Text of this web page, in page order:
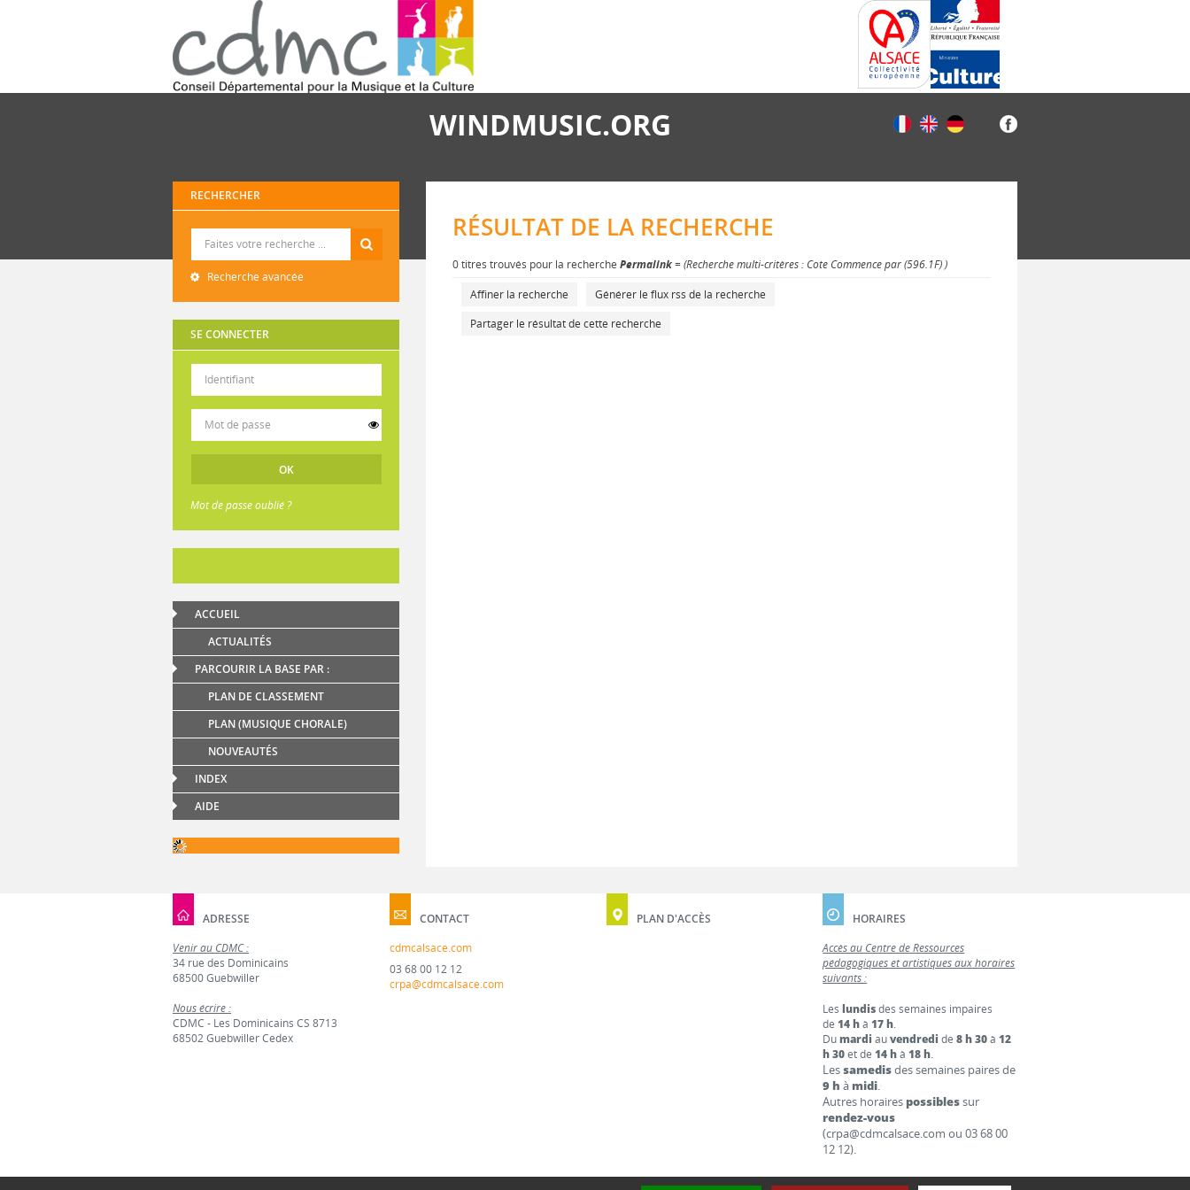
WINDMUSIC.ORG
RECHERCHER
Recherche avancée
SE CONNECTER
Mot de passe oublié ?
ACCUEIL
ACTUALITÉS
PARCOURIR LA BASE PAR :
PLAN DE CLASSEMENT
PLAN (MUSIQUE CHORALE)
NOUVEAUTÉS
INDEX
AIDE
RÉSULTAT DE LA RECHERCHE
0 titres trouvés pour la recherche Permalink= (Recherche multi-critères : Cote Commence par (596.1F) )
Affiner la recherche
Générer le flux rss de la recherche
Partager le résultat de cette recherche
ADRESSE
Venir au CDMC :
34 rue des Dominicains
68500 Guebwiller
Nous écrire :
CDMC - Les Dominicains CS 8713
68502 Guebwiller Cedex
CONTACT
cdmcalsace.com
03 68 00 12 12
crpa@cdmcalsace.com
PLAN D'ACCÈS
HORAIRES
Accès au Centre de Ressources
pédagogiques et artistiques aux horaires
suivants :
Leslundisdes semaines impaires
de14 hà17 h.
Dumardi auvendredi de8 h 30à12
h 30et de14 hà18 h.
Lessamedisdes semaines paires de
9 h à midi.
Autres horaires possiblessur
rendez-vous
(crpa@cdmcalsace.com ou 03 68 00
12 12).